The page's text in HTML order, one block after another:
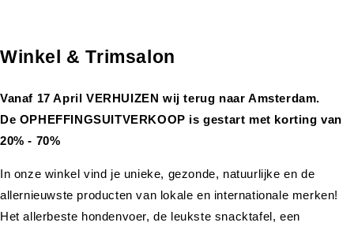
Winkel & Trimsalon
Vanaf 17 April VERHUIZEN wij terug naar Amsterdam.
De OPHEFFINGSUITVERKOOP is gestart met korting van
20% - 70%
In onze winkel vind je unieke, gezonde, natuurlijke en de
allernieuwste producten van lokale en internationale merken!
Het allerbeste hondenvoer, de leukste snacktafel, een